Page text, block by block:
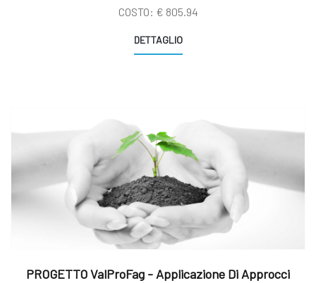
COSTO: € 805.94
DETTAGLIO
PROGETTO ValProFag - Applicazione Di Approcci